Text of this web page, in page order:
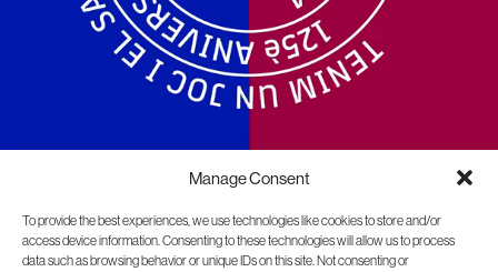
Manage Consent
To provide the best experiences, we use technologies like cookies to store and/or
access device information. Consenting to these technologies will allow us to process
data such as browsing behavior or unique IDs on this site. Not consenting or